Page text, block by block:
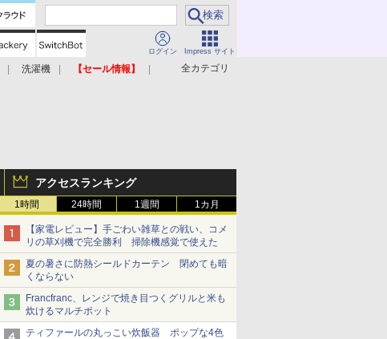
ログイン Impress サイト
全カテゴリ
洗濯機
【セール情報】
アクセスランキング
1時間 24時間 1週間 1カ月
【家電レビュー】手ごわい雑草との戦い、コメ
リの草刈機で完全勝利 掃除機感覚で使えた
夏の暑さに防熱シールドカーテン 閉めても暗
くならない
Francfranc、レンジで焼き目つくグリルと米も
炊けるマルチポット
ティファールの丸っこい炊飯器 ポップな4色